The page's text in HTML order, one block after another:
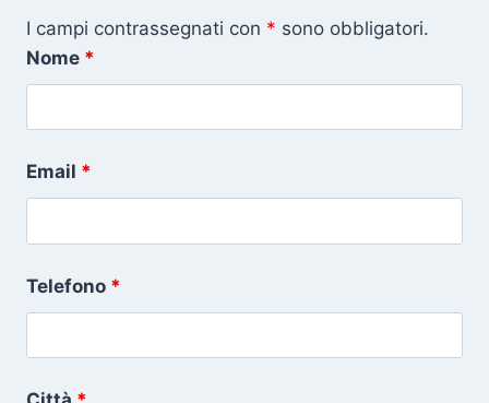
I campi contrassegnati con * sono obbligatori.
Nome *
Email *
Telefono *